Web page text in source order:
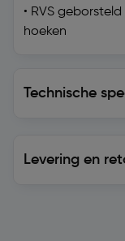
• RVS
hoeken
Technische
Levering en